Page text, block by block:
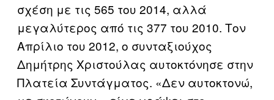
σχέση με τις 565 του 2014, αλλά
μεγαλύτερος από τις 377 του 2010. Τον
Απρίλιο του 2012, ο συνταξιούχος
Δημήτρης Χριστούλας αυτοκτόνησε στην
Πλατεία Συντάγματος. «Δεν αυτοκτονώ,